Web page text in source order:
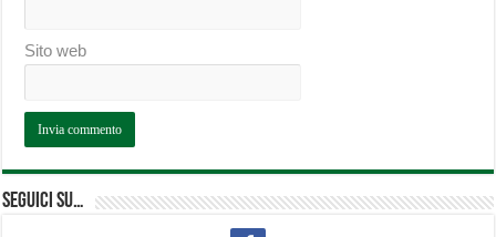
Sito web
Seguici su…